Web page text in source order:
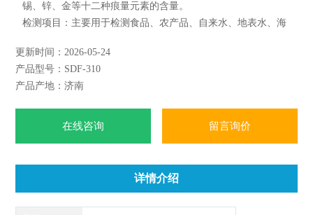
锡、锌、金等十二种痕量元素的含量。
检测项目：主要用于检测食品、农产品、自来水、地表水、海
中砷、汞、硒、锑、铋、铅、碲、锗、镉、锡、锌、金等十二
种痕量元素的含量。升级后可检测砷(As)、汞(Hg)、硒(Se)、
锑（Sb）等元素的形态。
更新时间：2026-05-24
产品型号：SDF-310
产品产地：济南
在线咨询 留言询价
详情介绍